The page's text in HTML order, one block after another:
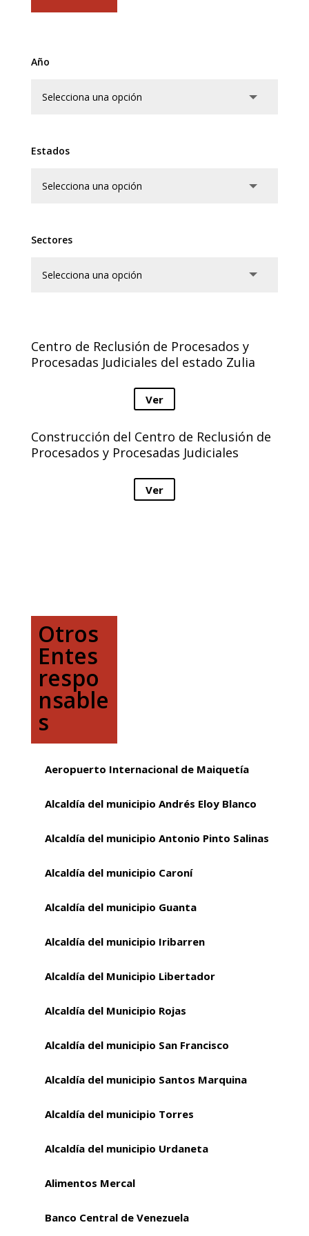
Año
Estados
Sectores
Centro de Reclusión de Procesados y
Procesadas Judiciales del estado Zulia
Ver
Construcción del Centro de Reclusión de
Procesados y Procesadas Judiciales
Ver
Otros
Entes
respo
nsable
s
Aeropuerto Internacional de Maiquetía
Alcaldía del municipio Andrés Eloy Blanco
Alcaldía del municipio Antonio Pinto Salinas
Alcaldía del municipio Caroní
Alcaldía del municipio Guanta
Alcaldía del municipio Iribarren
Alcaldía del Municipio Libertador
Alcaldía del Municipio Rojas
Alcaldía del municipio San Francisco
Alcaldía del municipio Santos Marquina
Alcaldía del municipio Torres
Alcaldía del municipio Urdaneta
Alimentos Mercal
Banco Central de Venezuela